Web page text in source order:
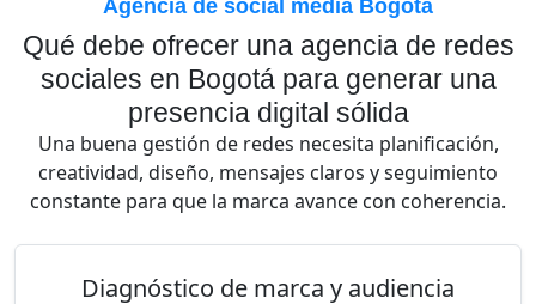
Agencia de social media Bogotá
Qué debe ofrecer una agencia de redes
sociales en Bogotá para generar una
presencia digital sólida
Una buena gestión de redes necesita planificación,
creatividad, diseño, mensajes claros y seguimiento
constante para que la marca avance con coherencia.
Diagnóstico de marca y audiencia